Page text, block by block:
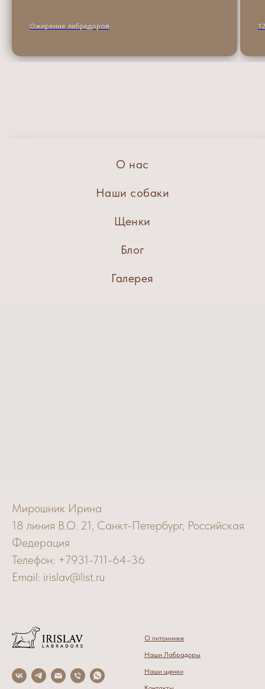
Ожирение лабрадоров
О нас
Наши собаки
Щенки
Блог
Галерея
Мирошник Ирина
18 линия В.О. 21, Санкт-Петербург, Российская
Федерация
Телефон: +7931-711-64-36
Email: irislav@list.ru
О питомнике
Наши Лабрадоры
Наши щенки